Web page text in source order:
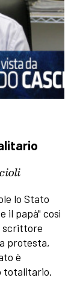
lo Stato
il papà" così
scrittore
protesta,
è
totalitario.